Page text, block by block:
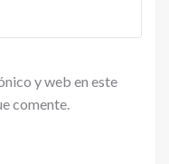
y web en este
comente.